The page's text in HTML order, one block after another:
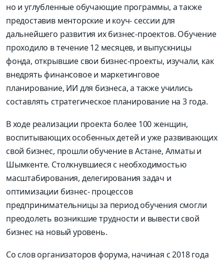
но и углубленные обучающие программы, а также
предоставив менторские и коуч- сессии для
дальнейшего развития их бизнес-проектов. Обучение
проходило в течение 12 месяцев, и выпускницы
фонда, открывшие свои бизнес-проекты, изучали, как
внедрять финансовое и маркетинговое
планирование, ИИ для бизнеса, а также учились
составлять стратегическое планирование на 3 года.
В ходе реализации проекта более 100 женщин,
воспитывающих особенных детей и уже развивающих
свой бизнес, прошли обучение в Астане, Алматы и
Шымкенте. Столкнувшиеся с необходимостью
масштабирования, делегирования задач и
оптимизации бизнес- процессов
предпринимательницы за период обучения смогли
преодолеть возникшие трудности и вывести свой
бизнес на новый уровень.
Со слов организаторов форума, начиная с 2018 года